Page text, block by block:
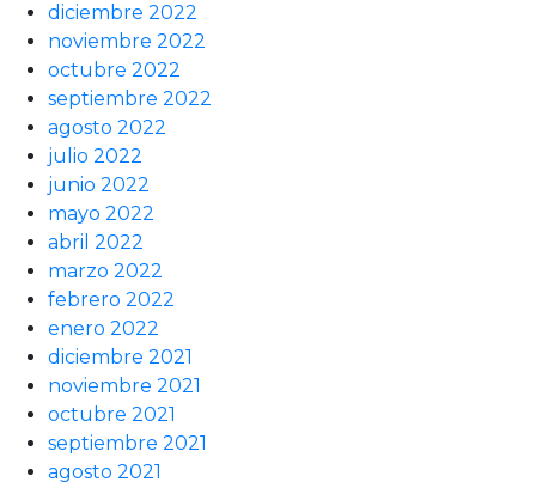
diciembre 2022
noviembre 2022
octubre 2022
septiembre 2022
agosto 2022
julio 2022
junio 2022
mayo 2022
abril 2022
marzo 2022
febrero 2022
enero 2022
diciembre 2021
noviembre 2021
octubre 2021
septiembre 2021
agosto 2021